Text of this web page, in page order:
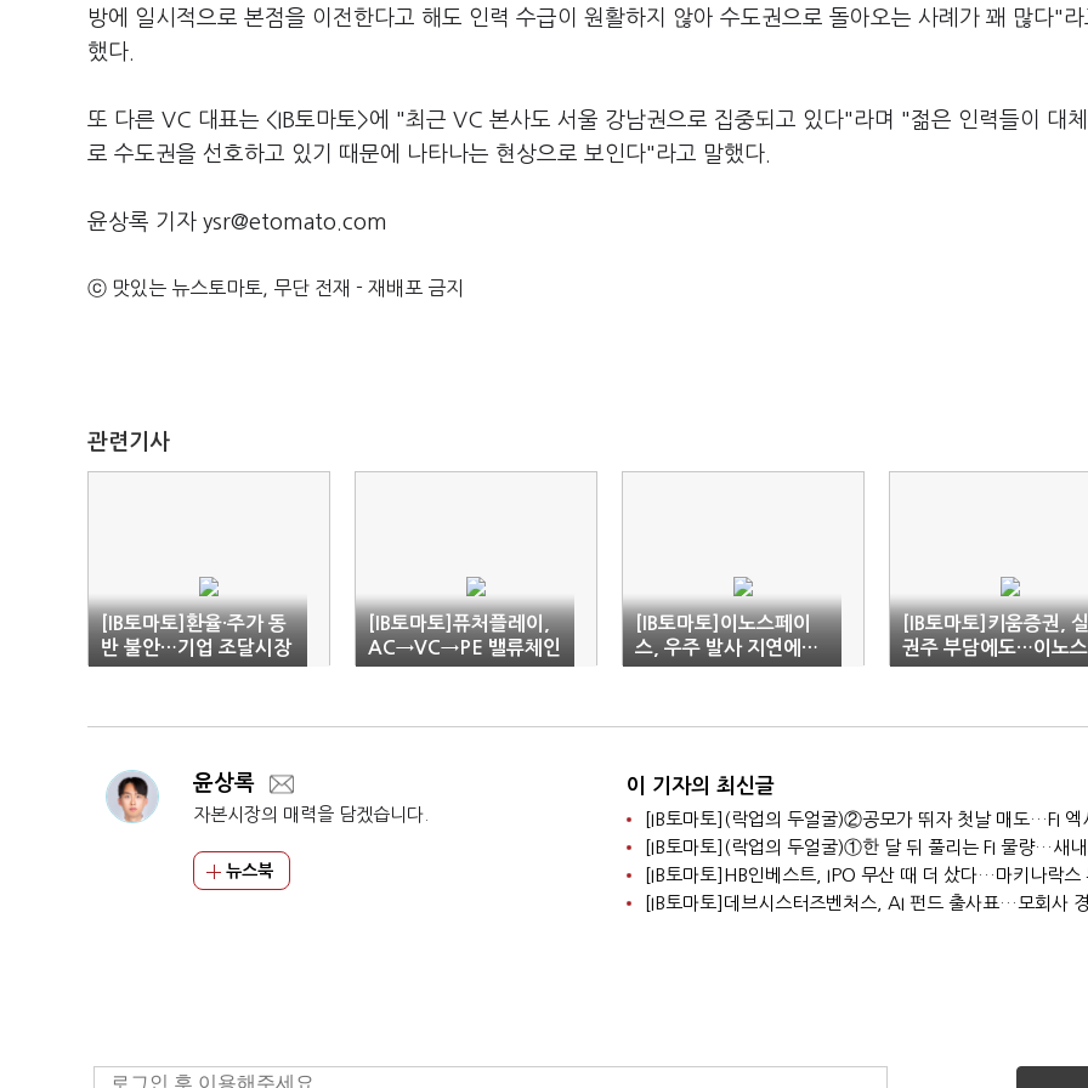
방에 일시적으로 본점을 이전한다고 해도 인력 수급이 원활하지 않아 수도권으로 돌아오는 사례가 꽤 많다"
했다.
또 다른 VC 대표는 <IB토마토>에 "최근 VC 본사도 서울 강남권으로 집중되고 있다"라며 "젊은 인력들이 대
로 수도권을 선호하고 있기 때문에 나타나는 현상으로 보인다"라고 말했다.
윤상록 기자 ysr@etomato.com
ⓒ 맛있는 뉴스토마토, 무단 전재 - 재배포 금지
관련기사
[IB토마토]환율·주가 동
반 불안…기업 조달시장
'먹구름'
[IB토마토]퓨처플레이,
AC→VC→PE 밸류체인
완성…'상장 2막' 시동
[IB토마토]이노스페이
스, 우주 발사 지연에…
생존전략은 다각화
[IB토마토]키움증권, 실
권주 부담에도…이노스
페이스 유증 또 맡은 이
윤상록
자본시장의 매력을 담겠습니다.
뉴스북
이 기자의 최신글